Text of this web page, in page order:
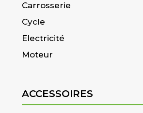
Carrosserie
Cycle
Electricité
Moteur
ACCESSOIRES